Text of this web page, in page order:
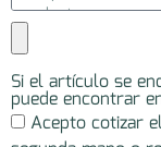
Si el artículo se
puede encontrar
Acepto cotizar